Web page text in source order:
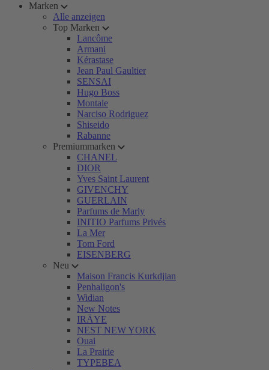
Marken
Alle anzeigen
Top Marken
Lancôme
Armani
Kérastase
Jean Paul Gaultier
SENSAI
Hugo Boss
Montale
Narciso Rodriguez
Shiseido
Rabanne
Premiummarken
CHANEL
DIOR
Yves Saint Laurent
GIVENCHY
GUERLAIN
Parfums de Marly
INITIO Parfums Privés
La Mer
Tom Ford
EISENBERG
Neu
Maison Francis Kurkdjian
Penhaligon's
Widian
New Notes
IRÄYE
NEST NEW YORK
Ouai
La Prairie
TYPEBEA